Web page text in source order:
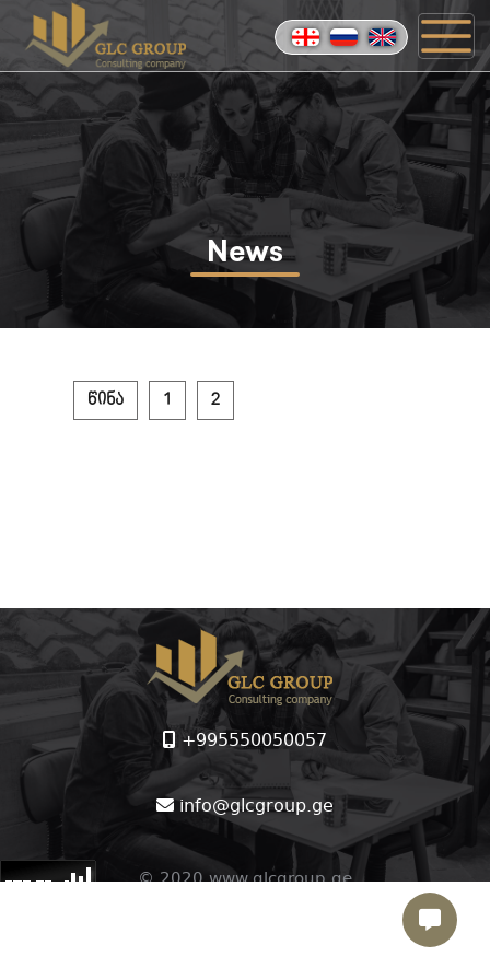
News
წინა 1 2
+995550050057
info@glcgroup.ge
© 2020 www.glcgroup.ge